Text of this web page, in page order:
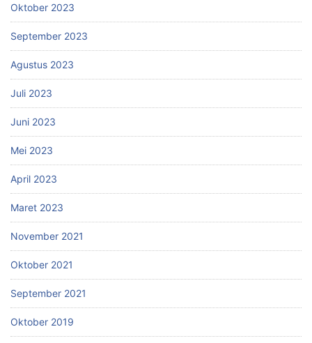
Oktober 2023
September 2023
Agustus 2023
Juli 2023
Juni 2023
Mei 2023
April 2023
Maret 2023
November 2021
Oktober 2021
September 2021
Oktober 2019